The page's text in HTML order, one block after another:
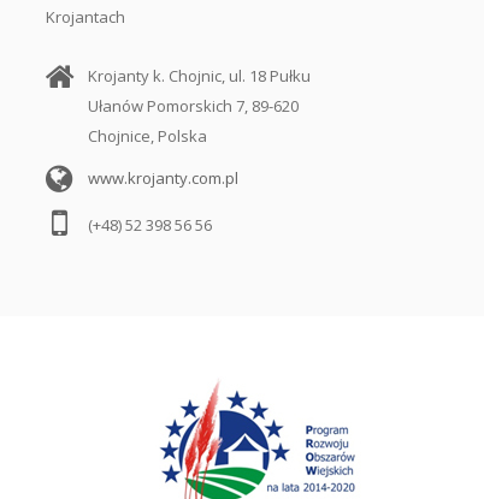
Krojantach
Krojanty k. Chojnic, ul. 18 Pułku
Ułanów Pomorskich 7, 89-620
Chojnice, Polska
www.krojanty.com.pl
(+48) 52 398 56 56